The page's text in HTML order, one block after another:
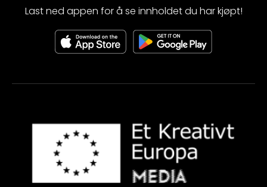
Last ned appen for å se innholdet du har kjøpt!